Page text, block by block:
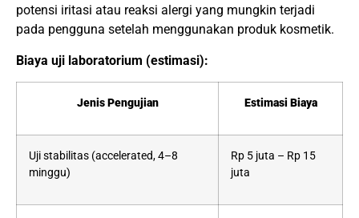
potensi iritasi atau reaksi alergi yang mungkin terjadi
pada pengguna setelah menggunakan produk kosmetik.
Biaya uji laboratorium (estimasi):
Jenis Pengujian Estimasi Biaya
Uji stabilitas (accelerated, 4–8
minggu)
Rp 5 juta – Rp 15
juta